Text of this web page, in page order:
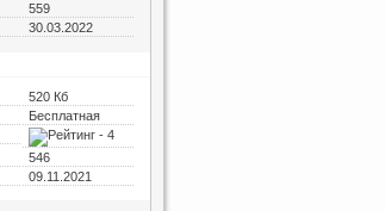
559
30.03.2022
520 Кб
Бесплатная
546
09.11.2021